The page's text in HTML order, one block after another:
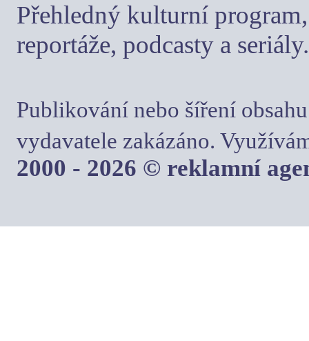
Přehledný kulturní
reportáže, podcasty a seriály.
Publikování nebo šíření
vydavatele zakázáno.
2000 - 2026 © reklamní